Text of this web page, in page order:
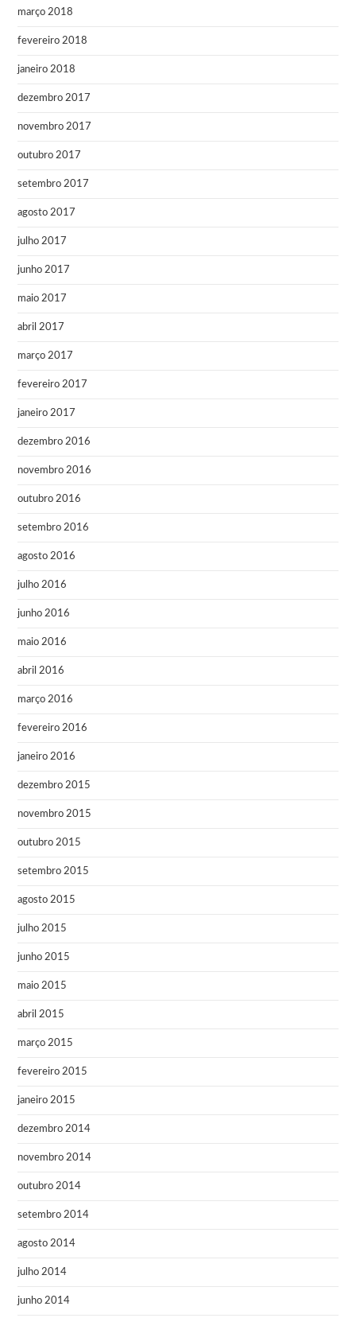
março 2018
fevereiro 2018
janeiro 2018
dezembro 2017
novembro 2017
outubro 2017
setembro 2017
agosto 2017
julho 2017
junho 2017
maio 2017
abril 2017
março 2017
fevereiro 2017
janeiro 2017
dezembro 2016
novembro 2016
outubro 2016
setembro 2016
agosto 2016
julho 2016
junho 2016
maio 2016
abril 2016
março 2016
fevereiro 2016
janeiro 2016
dezembro 2015
novembro 2015
outubro 2015
setembro 2015
agosto 2015
julho 2015
junho 2015
maio 2015
abril 2015
março 2015
fevereiro 2015
janeiro 2015
dezembro 2014
novembro 2014
outubro 2014
setembro 2014
agosto 2014
julho 2014
junho 2014